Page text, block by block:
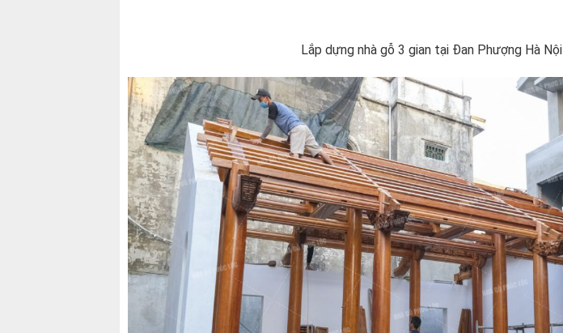
Lắp dựng nhà gỗ 3 gian tại Đan Phượng Hà Nội